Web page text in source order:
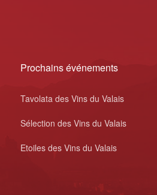
Prochains événements
Tavolata des Vins du Valais
Sélection des Vins du Valais
Etoiles des Vins du Valais